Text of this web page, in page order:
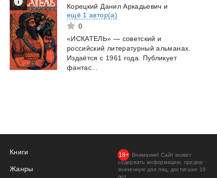
Корецкий Данил Аркадьевич и
ещё 1 автор(а)
0
«ИСКАТЕЛЬ» — советский и
российский литературный альманах.
Издаётся с 1961 года. Публикует
фантас...
Книги
Жанры
Внимание! Сайт может
содержать информацию, предна­
значенную для лиц, дости­гших 18
лет.